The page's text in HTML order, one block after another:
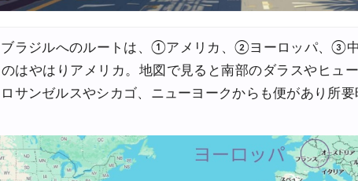
航空券＋ホテル 最大5,000円OFFクーポン
アトリ) 航空券+ホテル 最大30,000円OFFクーポン
アトリ) 海外航空券 最大10,000円OFFクーポン
ブラジルへのルートは、①アメリカ、②ヨーロッパ、③
はやはりアメリカ。地図で見ると南部のダラスやヒュ
サンゼルスやシカゴ、ニューヨークからも便があり所